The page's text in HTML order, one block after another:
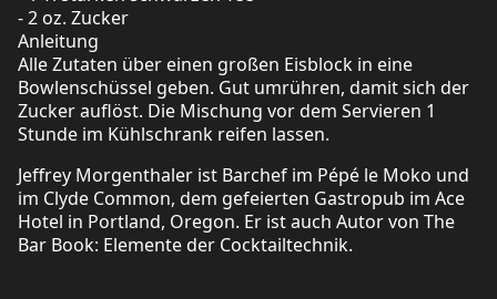
- 2 oz. Zucker
Anleitung
Alle Zutaten über einen großen Eisblock in eine
Bowlenschüssel geben. Gut umrühren, damit sich der
Zucker auflöst. Die Mischung vor dem Servieren 1
Stunde im Kühlschrank reifen lassen.
Jeffrey Morgenthaler ist Barchef im Pépé le Moko und
im Clyde Common, dem gefeierten Gastropub im Ace
Hotel in Portland, Oregon. Er ist auch Autor von The
Bar Book: Elemente der Cocktailtechnik.